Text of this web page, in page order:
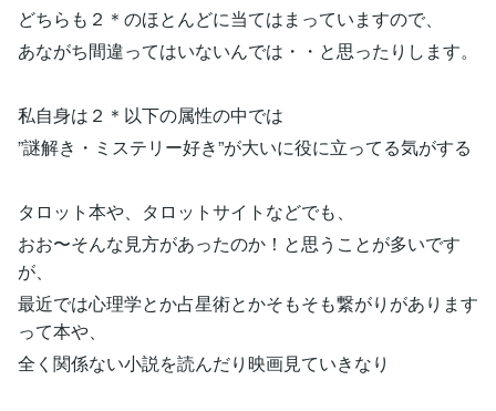
どちらも２＊のほとんどに当てはまっていますので、
あながち間違ってはいないんでは・・と思ったりします。
私自身は２＊以下の属性の中では
”謎解き・ミステリー好き”が大いに役に立ってる気がする
タロット本や、タロットサイトなどでも、
おお〜そんな見方があったのか！と思うことが多いです
が、
最近では心理学とか占星術とかそもそも繋がりがあります
って本や、
全く関係ない小説を読んだり映画見ていきなり